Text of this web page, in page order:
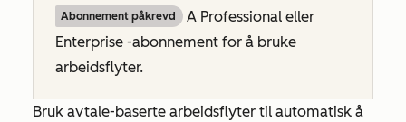
Abonnement påkrevd A Professional eller
Enterprise -abonnement for å bruke
arbeidsflyter.
Bruk avtale-baserte arbeidsflyter til automatisk å